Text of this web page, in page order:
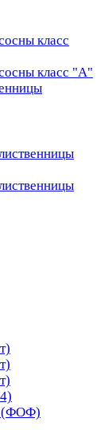
класс
класс "А"
(ФОФ)